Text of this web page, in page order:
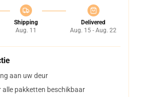
Shipping
Aug. 11
Delivered
Aug. 15 - Aug. 22
aan uw deur
pakketten beschikbaar